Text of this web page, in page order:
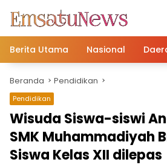
konten
Berita Utama
Nasional
Beranda Pendidikan
Pendidikan
Wisuda Siswa-siswi
SMK Muhammadiyah
Siswa Kelas XII dilepas